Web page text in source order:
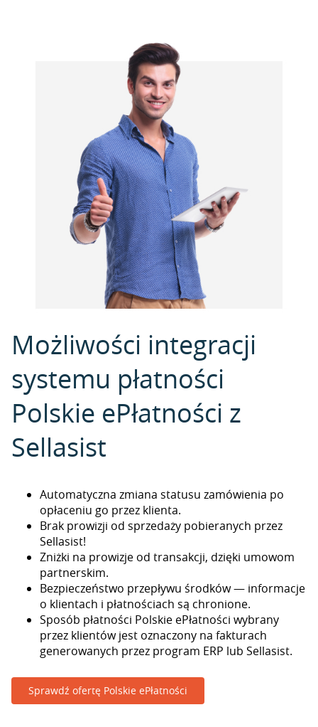
Możliwości integracji
systemu płatności
Polskie ePłatności z
Sellasist
Automatyczna zmiana statusu zamówienia po
opłaceniu go przez klienta.
Brak prowizji od sprzedaży pobieranych przez
Sellasist!
Zniżki na prowizje od transakcji, dzięki umowom
partnerskim.
Bezpieczeństwo przepływu środków — informacje
o klientach i płatnościach są chronione.
Sposób płatności Polskie ePłatności wybrany
przez klientów jest oznaczony na fakturach
generowanych przez program ERP lub Sellasist.
Sprawdź ofertę Polskie ePłatności